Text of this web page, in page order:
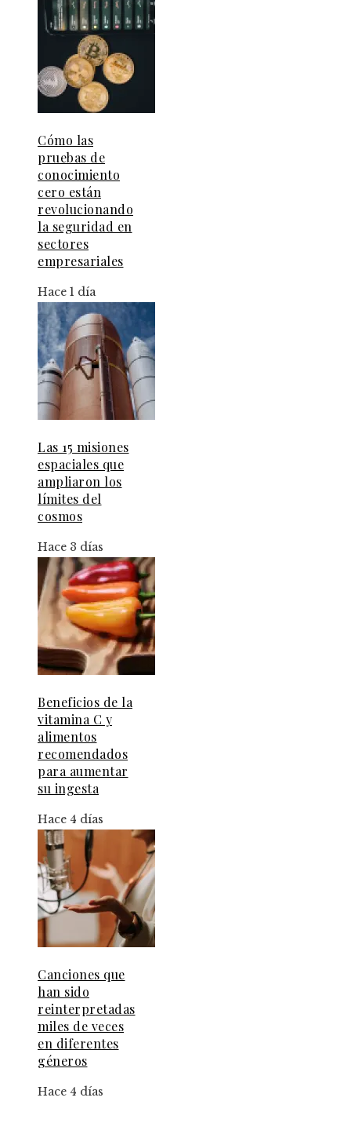
Cómo las
pruebas de
conocimiento
cero están
revolucionando
la seguridad en
sectores
empresariales
Hace 1 día
Las 15 misiones
espaciales que
ampliaron los
límites del
cosmos
Hace 3 días
Beneficios de la
vitamina C y
alimentos
recomendados
para aumentar
su ingesta
Hace 4 días
Canciones que
han sido
reinterpretadas
miles de veces
en diferentes
géneros
Hace 4 días